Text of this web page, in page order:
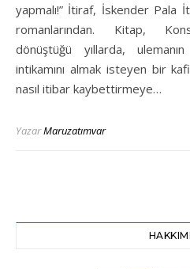
yapmalı!” İtiraf, İskender Pala
romanlarından. Kitap,
dönüştüğü yıllarda,
intikamını almak isteyen bir
nasıl itibar kaybettirmeye…
YazarMaruzatımvar